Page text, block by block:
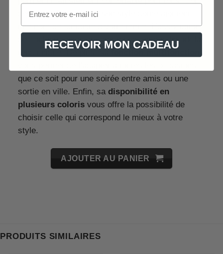
design multicouche et son style dome ajoutent
une note de fantaisie à votre tenue. L’association
de couleurs vives et contrastées en patchwork la
rend unique. De plus, sa
que ce soit pour une soirée entre amis ou une
sortie en ville. Enfin, sa disponibilité en
plusieurs colorisvous offre la possibilité de
choisir celle qui correspond le mieux à votre
style.
AJOUTER AU PANIER
PRODUITS SIMILAIRES
RECEVOIR MON CADEAU